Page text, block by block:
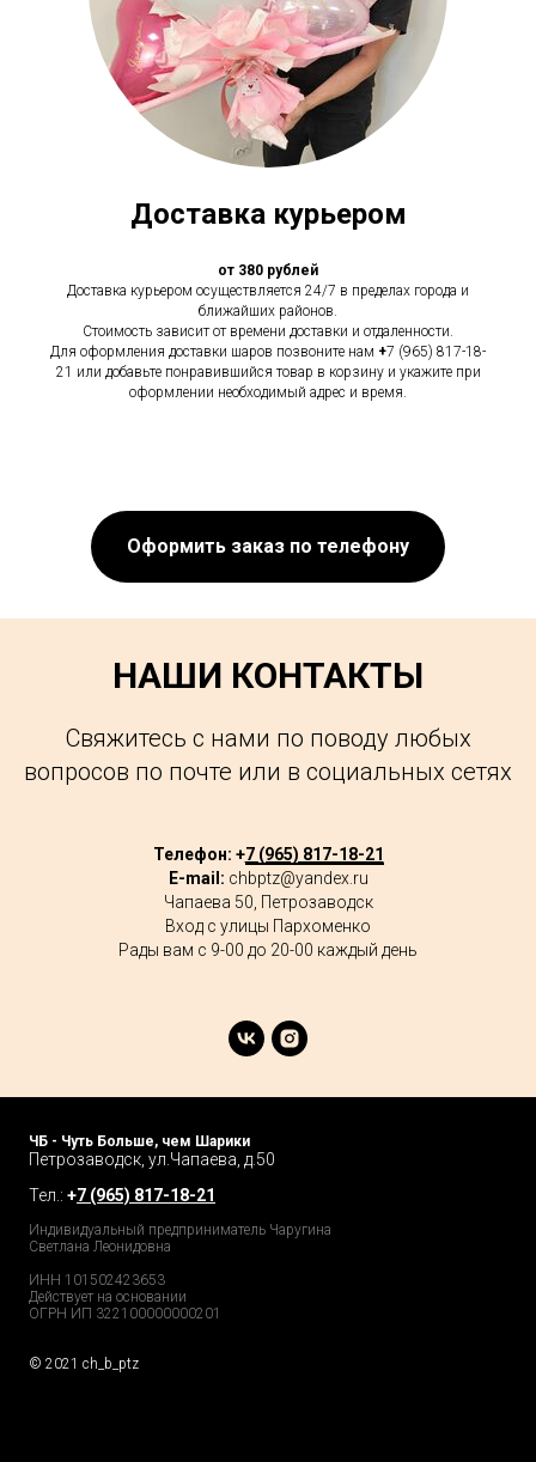
Доставка курьером
от 380 рублей
Доставка курьером осуществляется 24/7 в пределах города и
ближайших районов.
Стоимость зависит от времени доставки и отдаленности.
Для оформления доставки шаров позвоните нам +7 (965) 817-18-
21 или добавьте понравившийся товар в корзину и укажите при
оформлении необходимый адрес и время.
Оформить заказ по телефону
НАШИ КОНТАКТЫ
Свяжитесь с нами по поводу любых
вопросов по почте или в социальных сетях
Телефон: +7 (965) 817-18-21
E-mail: chbptz@yandex.ru
Чапаева 50, Петрозаводск
Вход с улицы Пархоменко
Рады вам с 9-00 до 20-00 каждый день
ЧБ - Чуть Больше, чем Шарики
Петрозаводск, ул.Чапаева, д.50
Тел.: +7 (965) 817-18-21
Индивидуальный предприниматель Чаругина
Светлана Леонидовна
ИНН 101502423653
Действует на основании
ОГРН ИП 322100000000201
© 2021 ch_b_ptz